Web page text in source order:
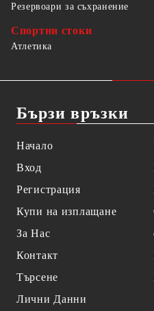
Резервоари за съхранение
Спортни стоки
Атлетика
Бързи връзки
Начало
Вход
Регистрация
Купи на изплащане
За Нас
Контакт
Търсене
Лични Данни